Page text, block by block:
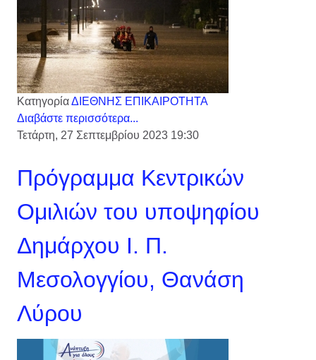
ΚατηγορίαΔΙΕΘΝΗΣ ΕΠΙΚΑΙΡΟΤΗΤΑ
Διαβάστε περισσότερα...
Τετάρτη, 27 Σεπτεμβρίου 2023 19:30
Πρόγραμμα Κεντρικών
Ομιλιών του υποψηφίου
Δημάρχου Ι. Π.
Μεσολογγίου, Θανάση
Λύρου